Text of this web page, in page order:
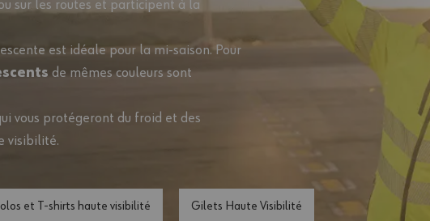
sur les routes et participent à la
est idéale pour la mi-saison. Pour
de mêmes couleurs sont
vous protégeront du froid et des
visibilité.
et T-shirts haute visibilité Gilets Haute Visibilité